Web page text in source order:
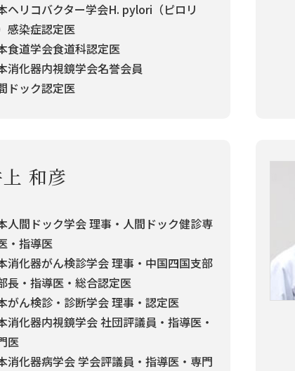
ヘリコバクター学会H. pylori（ピロリ
感染症認定医
食道学会食道科認定医
消化器内視鏡学会名誉会員
ドック認定医
和彦
人間ドック学会 理事・人間ドック健診専
・指導医
消化器がん検診学会 理事・中国四国支部
長・指導医・総合認定医
がん検診・診断学会 理事・認定医
消化器内視鏡学会 社団評議員・指導医・
医
消化器病学会 学会評議員・指導医・専門